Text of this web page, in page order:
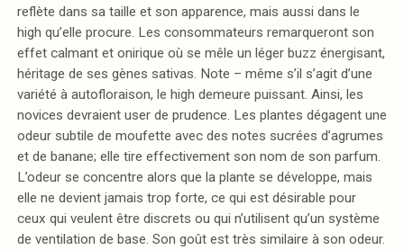
reflète dans sa taille et son apparence, mais aussi dans le
high qu’elle procure. Les consommateurs remarqueront son
effet calmant et onirique où se mêle un léger buzz énergisant,
héritage de ses gènes sativas. Note – même s’il s’agit d’une
variété à autofloraison, le high demeure puissant. Ainsi, les
novices devraient user de prudence. Les plantes dégagent une
odeur subtile de moufette avec des notes sucrées d’agrumes
et de banane; elle tire effectivement son nom de son parfum.
L’odeur se concentre alors que la plante se développe, mais
elle ne devient jamais trop forte, ce qui est désirable pour
ceux qui veulent être discrets ou qui n’utilisent qu’un système
de ventilation de base. Son goût est très similaire à son odeur.